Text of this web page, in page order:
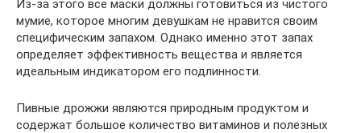
Из-за этого все маски должны готовиться из чистого
мумие, которое многим девушкам не нравится своим
специфическим запахом. Однако именно этот запах
определяет эффективность вещества и является
идеальным индикатором его подлинности.
Пивные дрожжи являются природным продуктом и
содержат большое количество витаминов и полезных